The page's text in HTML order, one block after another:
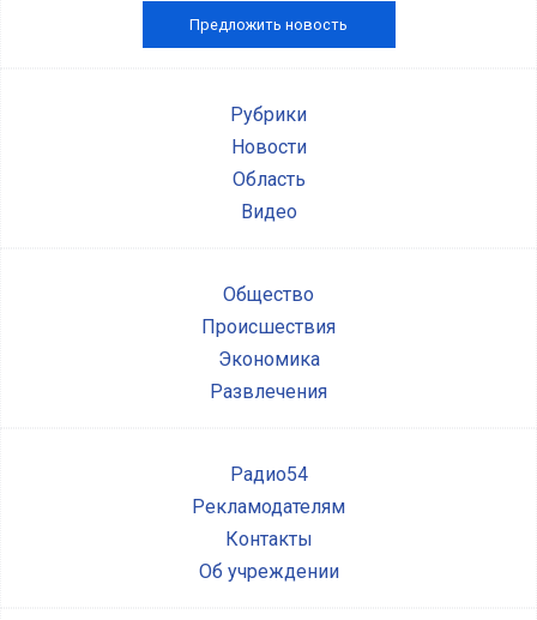
Предложить новость
Рубрики
Новости
Область
Видео
Общество
Происшествия
Экономика
Развлечения
Радио54
Рекламодателям
Контакты
Об учреждении